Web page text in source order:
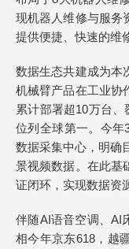
现机器人维修与服务
提供便捷、快速的维
数据生态共建成为本
机械臂产品在工业协
累计部署超10万台
位列全球第一。今年
数据采集中心，明确
景视频数据。在此基
证闭环，实现数据资
伴随AI语音空调、AI
相今年京东618，越